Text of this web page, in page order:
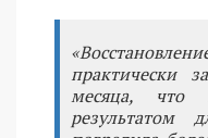
практически
месяца, что
результатом